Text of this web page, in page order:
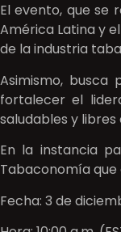
El evento, que se
América Latina y
de la industria
Asimismo,
fortalecer el
saludables y
En la instancia
Tabaconomía que
Fecha: 3 de